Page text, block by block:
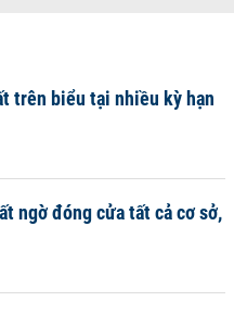
trên biểu tại nhiều kỳ hạn
ngờ đóng cửa tất cả cơ sở,